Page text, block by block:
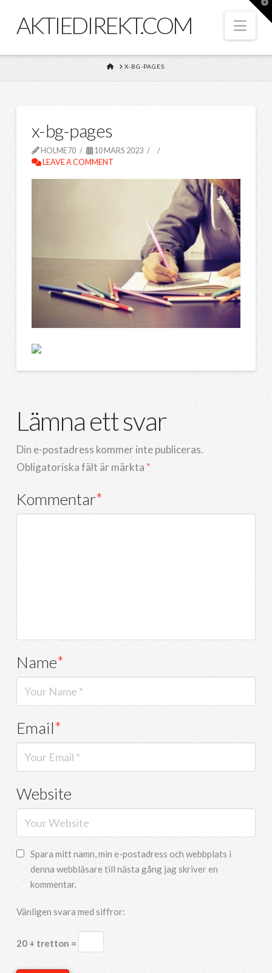
AKTIEDIREKT.COM
HOMEX-BG-PAGES
x-bg-pages
HOLME70
10 MARS 2023
LEAVE A COMMENT
Lämna ett svar
Din e-postadress kommer inte publiceras.
Obligatoriska fält är märkta *
Kommentar*
Name*
Email*
Website
Spara mitt namn, min e-postadress och webbplats i
denna webbläsare till nästa gång jag skriver en
kommentar.
Vänligen svara med siffror:
20 + tretton =